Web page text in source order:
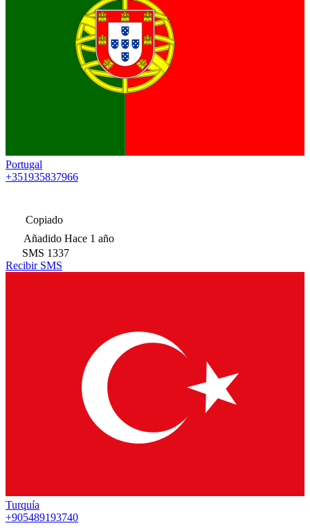
Portugal
+351935837966
Copiado
Añadido Hace 1 año
SMS 1337
Recibir SMS
Turquía
+905489193740